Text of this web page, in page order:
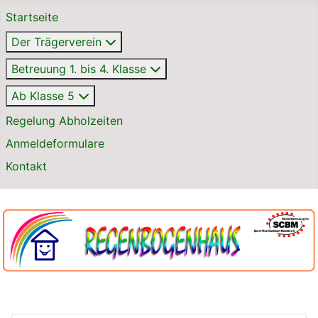
Startseite
Der Trägerverein
Betreuung 1. bis 4. Klasse
Ab Klasse 5
Regelung Abholzeiten
Anmeldeformulare
Kontakt